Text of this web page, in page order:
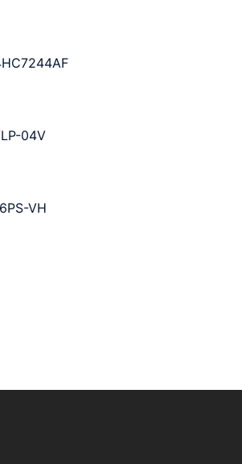
04V
VH